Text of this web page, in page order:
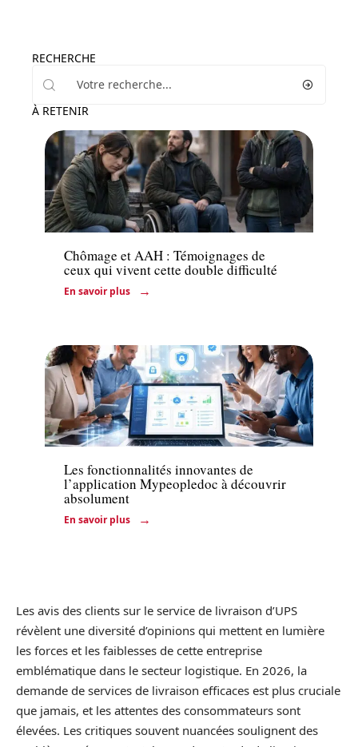
RECHERCHE
À RETENIR
Actu
Chômage et AAH : Témoignages de
ceux qui vivent cette double difficulté
En savoir plus
Actu
Les fonctionnalités innovantes de
l’application Mypeopledoc à découvrir
absolument
En savoir plus
Les avis des clients sur le service de livraison d’UPS
révèlent une diversité d’opinions qui mettent en lumière
les forces et les faiblesses de cette entreprise
emblématique dans le secteur logistique. En 2026, la
demande de services de livraison efficaces est plus cruciale
que jamais, et les attentes des consommateurs sont
élevées. Les critiques souvent nuancées soulignent des